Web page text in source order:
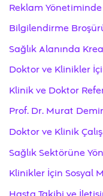
Reklam
Bilgilendirme
Sağlık Alanında
Doktor ve Klinikler
Klinik ve Doktor
Prof. Dr. Murat
Doktor ve Klinik
Sağlık Sektörüne
Klinikler İçin Sosyal